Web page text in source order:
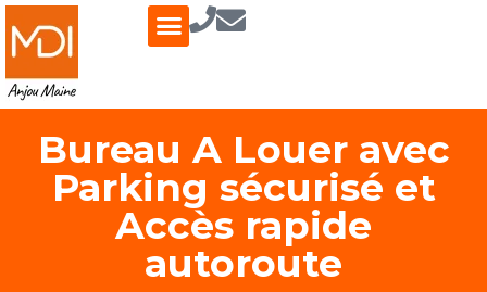
Bureau A Louer avec
Parking sécurisé et
Accès rapide
autoroute